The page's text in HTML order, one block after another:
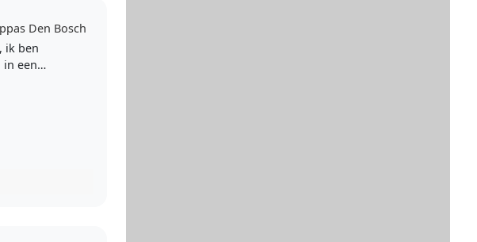
Den Bosch
ik ben
in een
Simba